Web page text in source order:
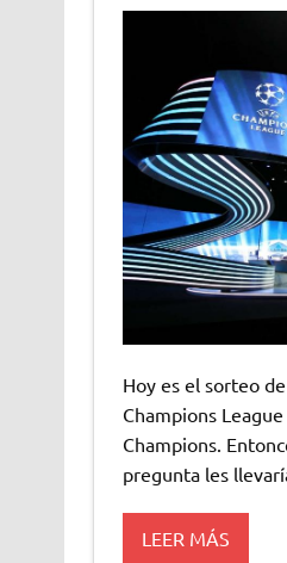
Hoy es el sorteo
Champions
Champions.
pregunta les
LEER MÁS